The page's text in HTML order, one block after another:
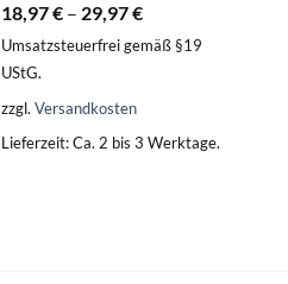
18,97€ – 29,97€
Umsatzsteuerfrei gemäß §19
UStG.
zzgl. Versandkosten
Lieferzeit:Ca. 2 bis 3 Werktage.